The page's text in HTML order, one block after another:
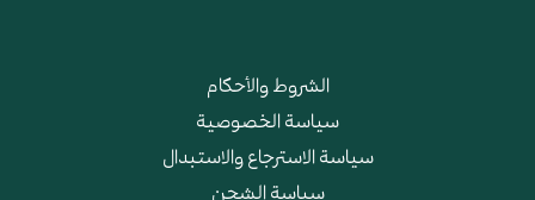
الشروط والأحكام
سياسة الخصوصية
سياسة الاسترجاع والاستبدال
سياسة الشحن